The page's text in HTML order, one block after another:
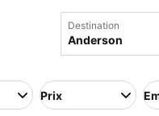
Destination
Prix